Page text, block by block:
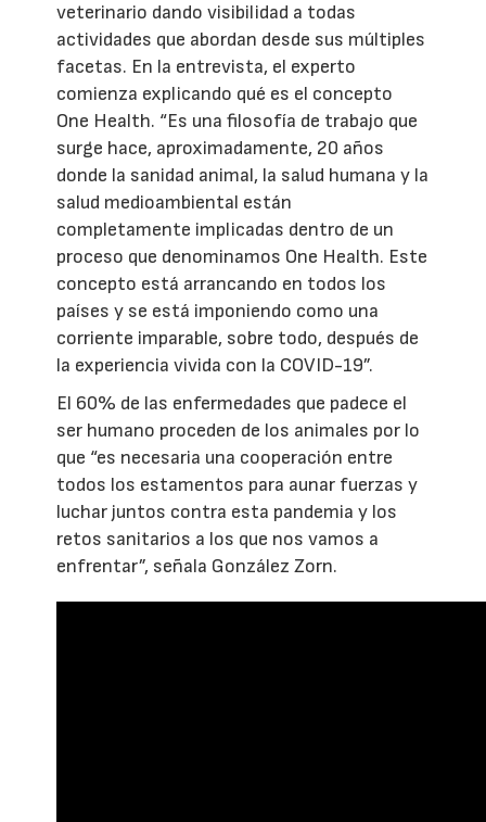
veterinario dando visibilidad a todas
actividades que abordan desde sus múltiples
facetas. En la entrevista, el experto
comienza explicando qué es el concepto
One Health. “Es una filosofía de trabajo que
surge hace, aproximadamente, 20 años
donde la sanidad animal, la salud humana y la
salud medioambiental están
completamente implicadas dentro de un
proceso que denominamos One Health. Este
concepto está arrancando en todos los
países y se está imponiendo como una
corriente imparable, sobre todo, después de
la experiencia vivida con la COVID-19”.
El 60% de las enfermedades que padece el
ser humano proceden de los animales por lo
que “es necesaria una cooperación entre
todos los estamentos para aunar fuerzas y
luchar juntos contra esta pandemia y los
retos sanitarios a los que nos vamos a
enfrentar”, señala González Zorn.